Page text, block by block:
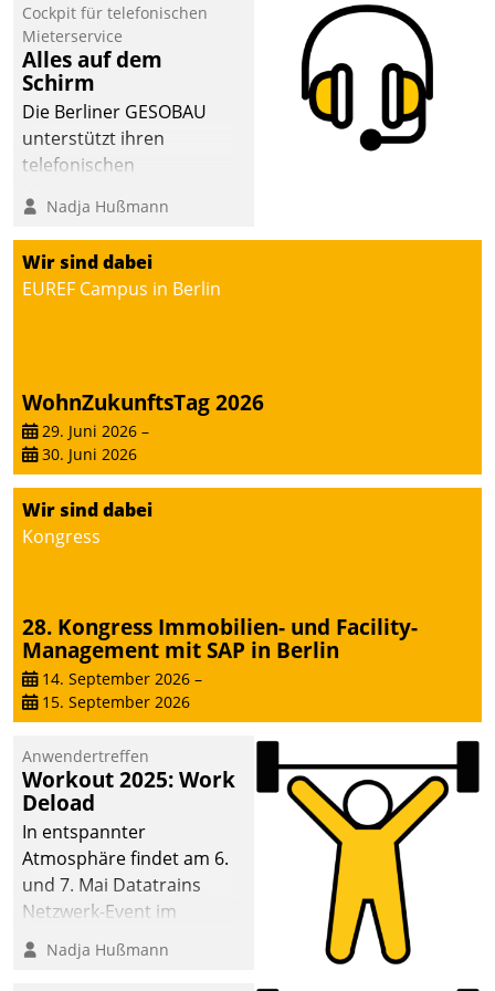
Cockpit für telefonischen
Mieterservice
Alles auf dem
Schirm
Die Berliner GESOBAU
unterstützt ihren
telefonischen
digitalen Cockpit, das
situationsbezogen
passende Fragen und
Schlagworte auswirft.
Serviceteam, Anrufe von
Mietenden zügiger und
effizienter zu bearbeiten.
Nadja Hußmann
Wir sind dabei
EUREF Campus in Berlin
WohnZukunftsTag 2026
29. Juni 2026 –
30. Juni 2026
Wir sind dabei
Kongress
28. Kongress Immobilien- und Facility-
Management mit SAP in Berlin
14. September 2026 –
15. September 2026
Anwendertreffen
Workout 2025: Work
Deload
In entspannter
Atmosphäre findet am 6.
und 7. Mai Datatrains
Netzwerk-Event im
Kunden- und Partnerkreis
statt. Zentrale Frage: Wie
Nadja Hußmann